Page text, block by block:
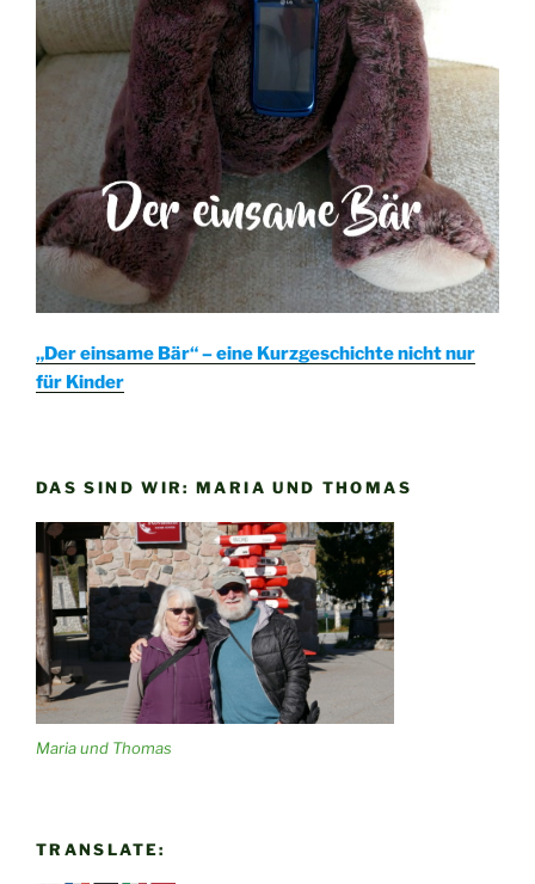
„Der einsame Bär“ – eine Kurzgeschichte nicht nur
für Kinder
DAS SIND WIR: MARIA UND THOMAS
Maria und Thomas
TRANSLATE: